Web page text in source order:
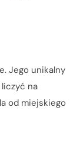
Jego unikalny
na
od miejskiego